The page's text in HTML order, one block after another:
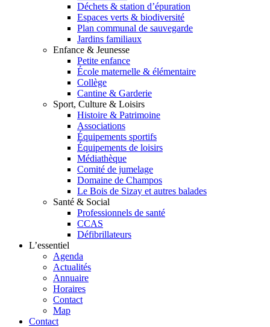
Déchets & station d’épuration
Espaces verts & biodiversité
Plan communal de sauvegarde
Jardins familiaux
Enfance & Jeunesse
Petite enfance
École maternelle & élémentaire
Collège
Cantine & Garderie
Sport, Culture & Loisirs
Histoire & Patrimoine
Associations
Équipements sportifs
Équipements de loisirs
Médiathèque
Comité de jumelage
Domaine de Champos
Le Bois de Sizay et autres balades
Santé & Social
Professionnels de santé
CCAS
Défibrillateurs
L’essentiel
Agenda
Actualités
Annuaire
Horaires
Contact
Map
Contact